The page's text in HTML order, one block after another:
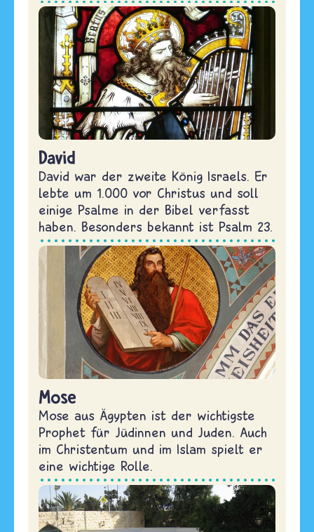
David
David war der zweite König Israels. Er
lebte um 1.000 vor Christus und soll
einige Psalme in der Bibel verfasst
haben. Besonders bekannt ist Psalm 23.
Mose
Mose aus Ägypten ist der wichtigste
Prophet für Jüdinnen und Juden. Auch
im Christentum und im Islam spielt er
eine wichtige Rolle.